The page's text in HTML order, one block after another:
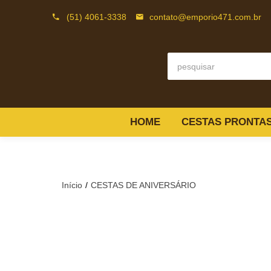
(51) 4061-3338 contato@emporio471.com.br
HOME CESTAS
Início CESTAS DE ANIVERSÁRIO